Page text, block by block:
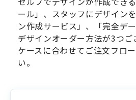
ール」、スタッフにデザイン
ン作成サービス」、「完全デ
デザインオーダー方法が3つご
ケースに合わせてご注文フロ
い。